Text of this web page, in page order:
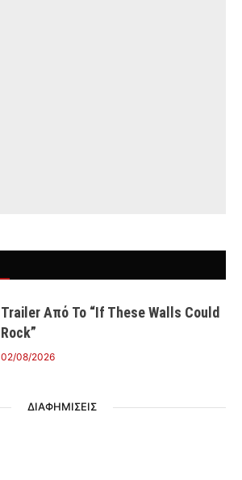
Trailer Από Το “If These Walls Could
Rock”
02/08/2026
ΔΙΑΦΗΜΙΣΕΙΣ